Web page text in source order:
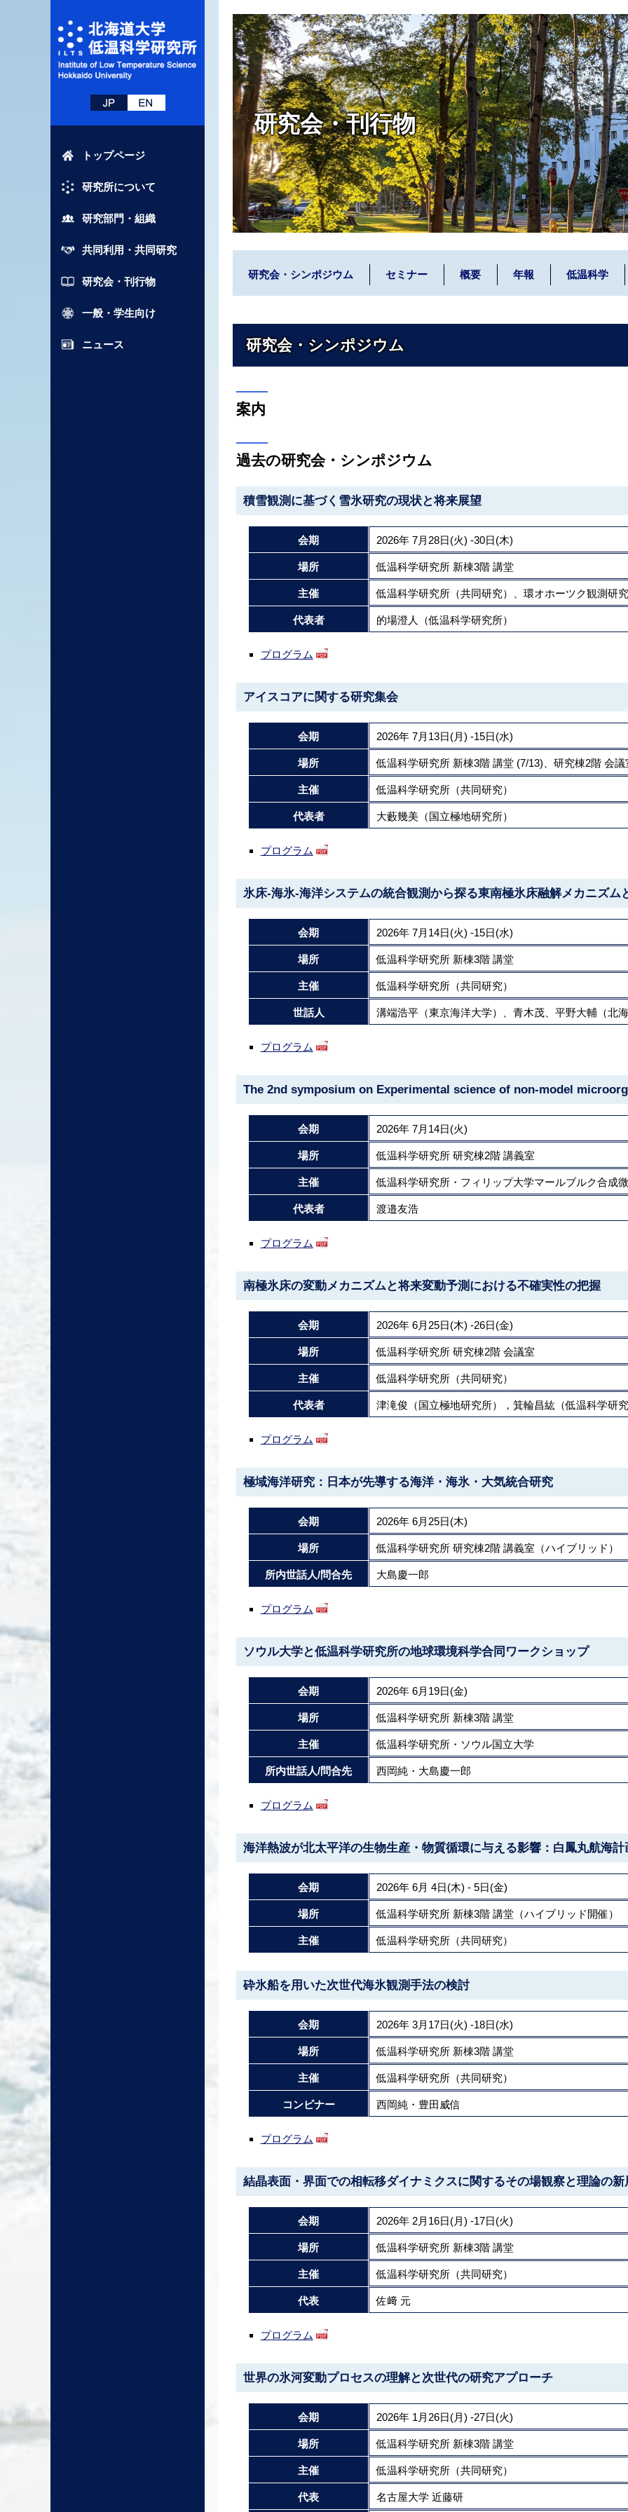
トップページ
研究所について
研究部門・組織
共同利用・共同研究
研究会・刊行物
一般・学生向け
ニュース
研究会・刊行物
研究会・シンポジウム セミナー 概要 年報 低温科学
研究会・シンポジウム
案内
過去の研究会・シンポジウム
積雪観測に基づく雪氷研究の現状と将来展望
会期 2026年 7月28日(火) -30日(木)
場所 低温科学研究所 新棟3階 講堂
主催 低温科学研究所（共同研究）、環オホーツク観測研
代表者 的場澄人（低温科学研究所）
プログラム
アイスコアに関する研究集会
会期 2026年 7月13日(月) -15日(水)
場所 低温科学研究所 新棟3階 講堂 (7/13)、研究棟2階 会議
主催 低温科学研究所（共同研究）
代表者 大藪幾美（国立極地研究所）
プログラム
氷床-海氷-海洋システムの統合観測から探る東南極氷床融解メカニズム
会期 2026年 7月14日(火) -15日(水)
場所 低温科学研究所 新棟3階 講堂
主催 低温科学研究所（共同研究）
世話人 溝端浩平（東京海洋大学）、青木茂、平野大輔（北
プログラム
The 2nd symposium on Experimental science of non-model
会期 2026年 7月14日(火)
場所 低温科学研究所 研究棟2階 講義室
主催 低温科学研究所・フィリップ大学マールブルク合成
代表者 渡邉友浩
プログラム
南極氷床の変動メカニズムと将来変動予測における不確実性の把握
会期 2026年 6月25日(木) -26日(金)
場所 低温科学研究所 研究棟2階 会議室
主催 低温科学研究所（共同研究）
代表者 津滝俊（国立極地研究所），箕輪昌紘（低温科学研
プログラム
極域海洋研究：日本が先導する海洋・海氷・大気統合研究
会期 2026年 6月25日(木)
場所 低温科学研究所 研究棟2階 講義室（ハイブリッド）
所内世話人/問合先 大島慶一郎
プログラム
ソウル大学と低温科学研究所の地球環境科学合同ワークショップ
会期 2026年 6月19日(金)
場所 低温科学研究所 新棟3階 講堂
主催 低温科学研究所・ソウル国立大学
所内世話人/問合先 西岡純・大島慶一郎
プログラム
海洋熱波が北太平洋の生物生産・物質循環に与える影響：白鳳丸航海
会期 2026年 6月 4日(木) - 5日(金)
場所 低温科学研究所 新棟3階 講堂（ハイブリッド開催）
主催 低温科学研究所（共同研究）
砕氷船を用いた次世代海氷観測手法の検討
会期 2026年 3月17日(火) -18日(水)
場所 低温科学研究所 新棟3階 講堂
主催 低温科学研究所（共同研究）
コンビナー 西岡純・豊田威信
プログラム
結晶表面・界面での相転移ダイナミクスに関するその場観察と理論の新
会期 2026年 2月16日(月) -17日(火)
場所 低温科学研究所 新棟3階 講堂
主催 低温科学研究所（共同研究）
代表 佐﨑 元
プログラム
世界の氷河変動プロセスの理解と次世代の研究アプローチ
会期 2026年 1月26日(月) -27日(火)
場所 低温科学研究所 新棟3階 講堂
主催 低温科学研究所（共同研究）
代表 名古屋大学 近藤研